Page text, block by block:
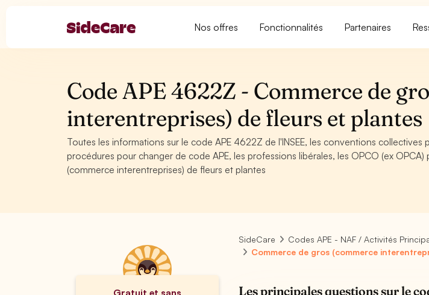
Nos offres Fonctionnalités Partenaires
Code APE 4622Z - Commerce de
interentreprises) de fleurs et plantes
Toutes les informations sur le code APE 4622Z de l'INSEE, les conventions collectives
procédures pour changer de code APE, les professions libérales, les OPCO (ex
(commerce interentreprises) de fleurs et plantes
Gratuit et sans
SideCare
Codes APE - NAF / Activités
Commerce de gros (commerce
Les principales questions sur le